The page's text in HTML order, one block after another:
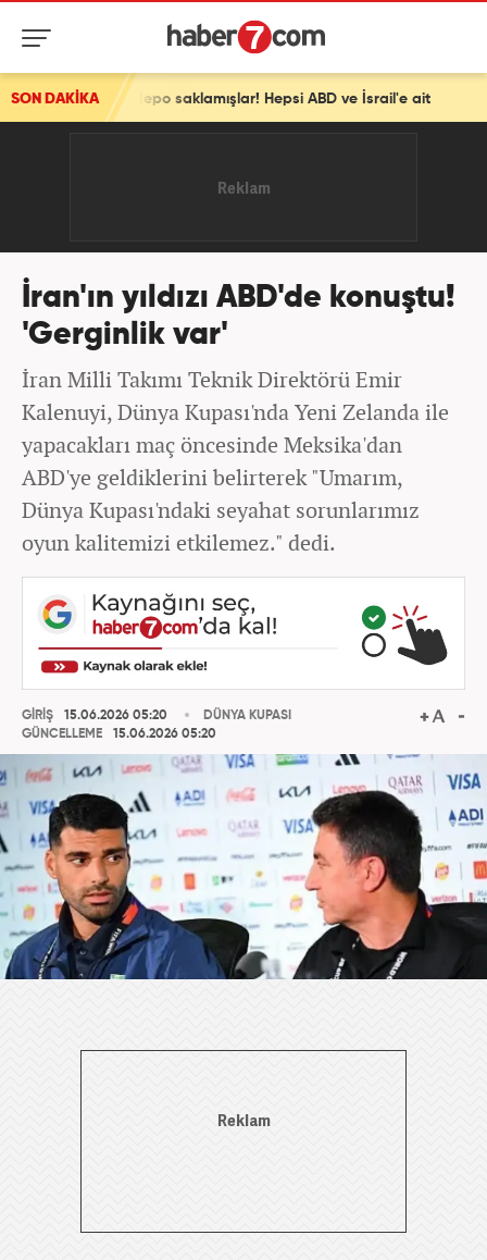
SON DAKİKA
saklamışlar! Hepsi ABD ve İsrail'e ait
İran'ın yıldızı ABD'de konuştu!
'Gerginlik var'
İran Milli Takımı Teknik Direktörü Emir
Kalenuyi, Dünya Kupası'nda Yeni Zelanda ile
yapacakları maç öncesinde Meksika'dan
ABD'ye geldiklerini belirterek "Umarım,
Dünya Kupası'ndaki seyahat sorunlarımız
oyun kalitemizi etkilemez." dedi.
GİRİŞ
15.06.2026 05:20
GÜNCELLEME
15.06.2026 05:20
DÜNYA KUPASI